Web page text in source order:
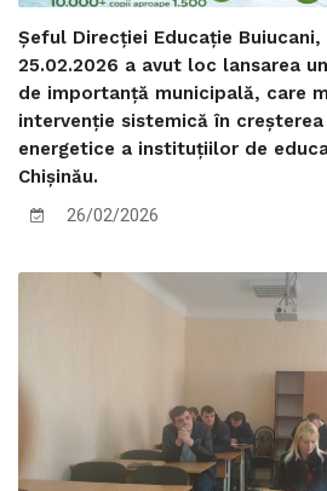
Șeful Direcției Educație
25.02.2026 a avut loc lansarea
de importanță municipală, care
intervenție sistemică în
energetice a instituțiilor de
Chișinău.
26/02/2026